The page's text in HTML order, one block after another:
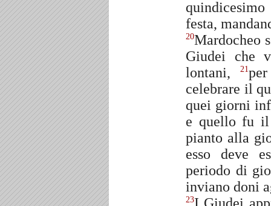
festa,
20Mardocheo
Giudei che
lontani,
21
celebrare il
quei giorni
e quello fu il
pianto alla
esso deve
periodo di
inviano doni
23